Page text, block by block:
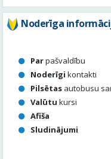
Noderīga
Parpašvaldību
Noderīgi kontakti
Pilsētas autobusu
Valūtu kursi
Afiša
Sludinājumi